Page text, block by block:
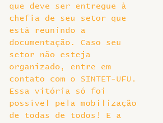
que deve ser entregue à
chefia de seu setor que
está reunindo a
documentação. Caso seu
setor não esteja
organizado, entre em
contato com o SINTET-UFU.
Essa vitória só foi
possível pela mobilização
de todas de todos! E a